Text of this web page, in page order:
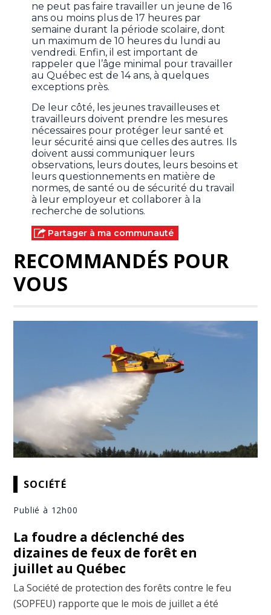
ne peut pas faire travailler un jeune de 16
ans ou moins plus de 17 heures par
semaine durant la période scolaire, dont
un maximum de 10 heures du lundi au
vendredi. Enfin, il est important de
rappeler que l’âge minimal pour travailler
au Québec est de 14 ans, à quelques
exceptions près.
De leur côté, les jeunes travailleuses et
travailleurs doivent prendre les mesures
nécessaires pour protéger leur santé et
leur sécurité ainsi que celles des autres. Ils
doivent aussi communiquer leurs
observations, leurs doutes, leurs besoins et
leurs questionnements en matière de
normes, de santé ou de sécurité du travail
à leur employeur et collaborer à la
recherche de solutions.
Partager à ma communauté
RECOMMANDÉS POUR
VOUS
SOCIÉTÉ
Publié à 12h00
La foudre a déclenché des
dizaines de feux de forêt en
juillet au Québec
La Société de protection des forêts contre le feu
(SOPFEU) rapporte que le mois de juillet a été